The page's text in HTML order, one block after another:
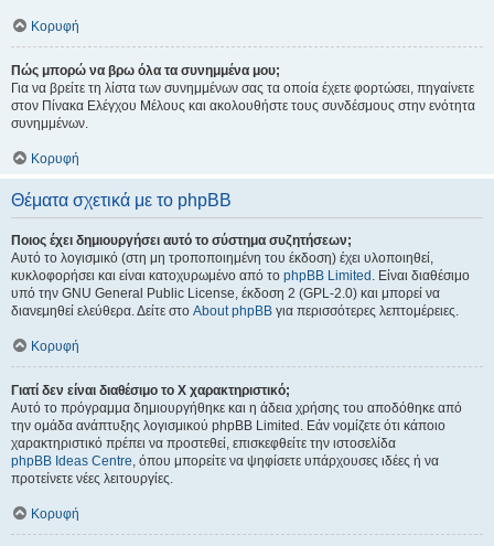
Κορυφή
Πώς μπορώ να βρω όλα τα συνημμένα μου;
Για να βρείτε τη λίστα των συνημμένων σας τα οποία έχετε φορτώσει, πηγαίνετε
στον Πίνακα Ελέγχου Μέλους και ακολουθήστε τους συνδέσμους στην ενότητα
συνημμένων.
Κορυφή
Θέματα σχετικά με το phpBB
Ποιος έχει δημιουργήσει αυτό το σύστημα συζητήσεων;
Αυτό το λογισμικό (στη μη τροποποιημένη του έκδοση) έχει υλοποιηθεί,
κυκλοφορήσει και είναι κατοχυρωμένο από το phpBB Limited . Είναι διαθέσιμο
υπό την GNU General Public License, έκδοση 2 (GPL-2.0) και μπορεί να
διανεμηθεί ελεύθερα. Δείτε στο About phpBB για περισσότερες λεπτομέρειες.
Κορυφή
Γιατί δεν είναι διαθέσιμο το Χ χαρακτηριστικό;
Αυτό το πρόγραμμα δημιουργήθηκε και η άδεια χρήσης του αποδόθηκε από
την ομάδα ανάπτυξης λογισμικού phpBB Limited. Εάν νομίζετε ότι κάποιο
χαρακτηριστικό πρέπει να προστεθεί, επισκεφθείτε την ιστοσελίδα
phpBB Ideas Centre, όπου μπορείτε να ψηφίσετε υπάρχουσες ιδέες ή να
προτείνετε νέες λειτουργίες.
Κορυφή